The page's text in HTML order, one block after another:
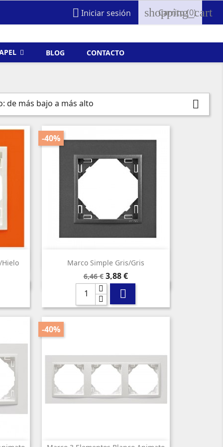
 Iniciar sesión shopping_cart
Carrito(0)
BLOG CONTACTO
de más bajo a más alto 
hielo Marco Simple Gris/gris
Precio
base
6,46 €
-40%
Precio
3,88 €

 Vista rápida
-40%